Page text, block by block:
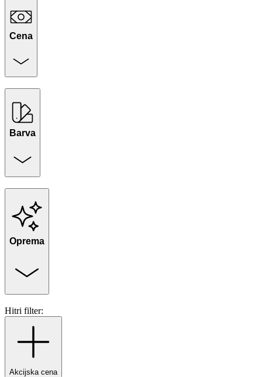
Cena
Barva
Oprema
Hitri filter:
Akcijska cena